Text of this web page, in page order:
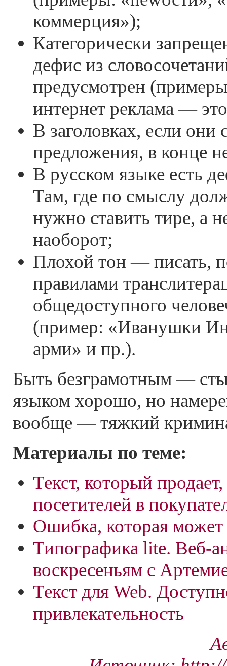
коммерция»);
Категорически
дефис из
предусмотрен
интернет реклама —
В заголовках, если они
предложения, в конце
В русском языке есть
Там, где по смыслу
нужно ставить тире, а
наоборот;
Плохой тон — писать,
правилами
общедоступного
(пример: «Иванушки
арми» и пр.).
Быть безграмотным —
языком хорошо, но
вообще — тяжкий
Материалы по теме:
Текст, который
посетителей в
Ошибка, которая может
Типографика lite. Веб-
воскресеньям с
Текст для Web.
привлекательность